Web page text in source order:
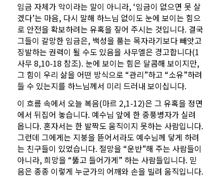
임금 자체가 악이라는 말이 아니라, ‘임금이 없으면 못 살
겠다’는 마음, 다시 말해 하느님 없이도 눈에 보이는 힘으
로 안전을 확보하려는 유혹을 짚어 주시는 것입니다. 결국
그들이 갈망한 임금은, 백성을 품는 목자라기보다 빼앗고
징발하는 권력이 될 수도 있음을 사무엘은 경고합니다(1
사무 8,10-18 참조). 눈에 보이는 힘은 달콤해 보이지만,
그 힘이 우리 삶을 어떤 방식으로 “관리”하고 “소유”하려
들 수 있는지를 하느님께서 미리 드러내 보이십니다.
이 흐름 속에서 오늘 복음(마르 2,1-12)은 그 유혹을 정면
에서 뒤집어 놓습니다. 예수님 앞에 한 중풍병자가 실려
옵니다. 혼자서는 한 발짝도 움직이지 못하는 사람입니다.
그런데 그에게는 지붕을 뜯어서라도 예수님께 닿게 하려
는 친구들이 있었습니다. 절망을 “운반”해 주는 사람들이
아니라, 희망을 “뚫고 들어가게” 하는 사람들입니다. 믿
음은 종종 이렇게 누군가의 어깨와 손을 빌려 움직입니다.